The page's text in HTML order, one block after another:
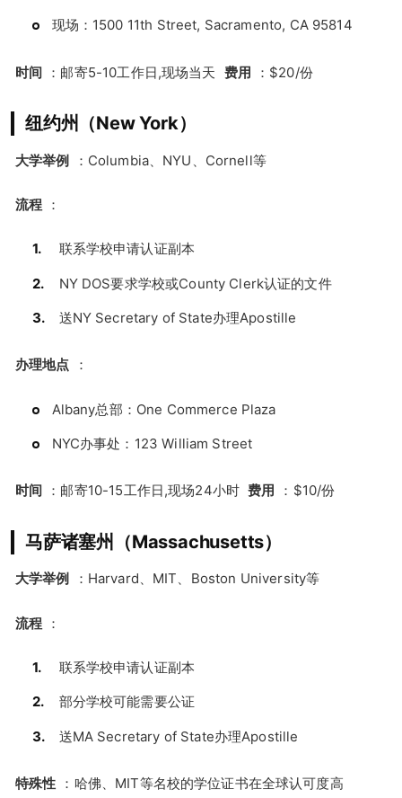
现场：1500 11th Street, Sacramento, CA 95814
时间 ：邮寄5-10工作日,现场当天 费用 ：$20/份
纽约州（New York）
大学举例 ：Columbia、NYU、Cornell等
流程 ：
联系学校申请认证副本
NY DOS要求学校或County Clerk认证的文件
送NY Secretary of State办理Apostille
办理地点 ：
Albany总部：One Commerce Plaza
NYC办事处：123 William Street
时间 ：邮寄10-15工作日,现场24小时 费用 ：$10/份
马萨诸塞州（Massachusetts）
大学举例 ：Harvard、MIT、Boston University等
流程 ：
联系学校申请认证副本
部分学校可能需要公证
送MA Secretary of State办理Apostille
特殊性 ：哈佛、MIT等名校的学位证书在全球认可度高